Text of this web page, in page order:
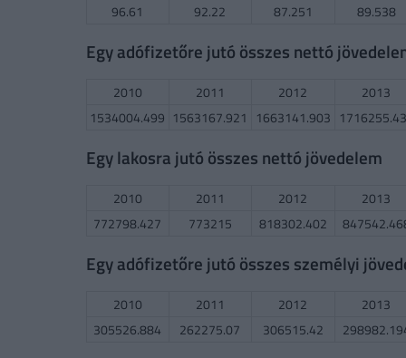
96.61
92.22 87.251 89.538
Egy adófizetőre jutó összes nettó
2010 2011 2012 2013
1534004.499 1563167.921 1663141.903
Egy lakosra jutó összes nettó jövedelem
2010 2011 2012 2013
772798.427
773215 818302.402
Egy adófizetőre jutó összes személyi
2010 2011 2012 2013
305526.884
262275.07 306515.42